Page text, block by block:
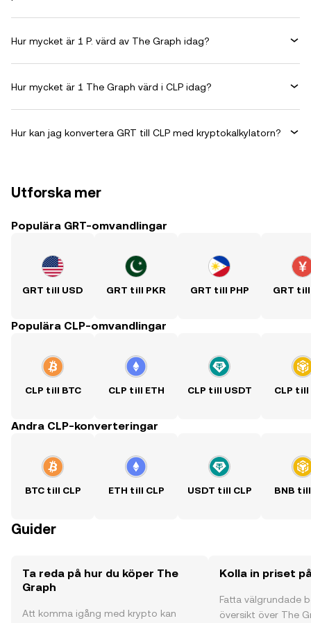
Hur mycket är 1 P. värd av The Graph idag?
Hur mycket är 1 The Graph värd i CLP idag?
Hur kan jag konvertera GRT till CLP med kryptokalkylatorn?
Utforska mer
Populära GRT-omvandlingar
GRT till USD GRT till PKR GRT till PHP GRT till
Populära CLP-omvandlingar
CLP till BTC CLP till ETH CLP till USDT CLP till
Andra CLP-konverteringar
BTC till CLP ETH till CLP USDT till CLP BNB till
Guider
Ta reda på hur du köper The
Graph
Att komma igång med krypto kan
Kolla in priset
Fatta välgrundade
översikt över The